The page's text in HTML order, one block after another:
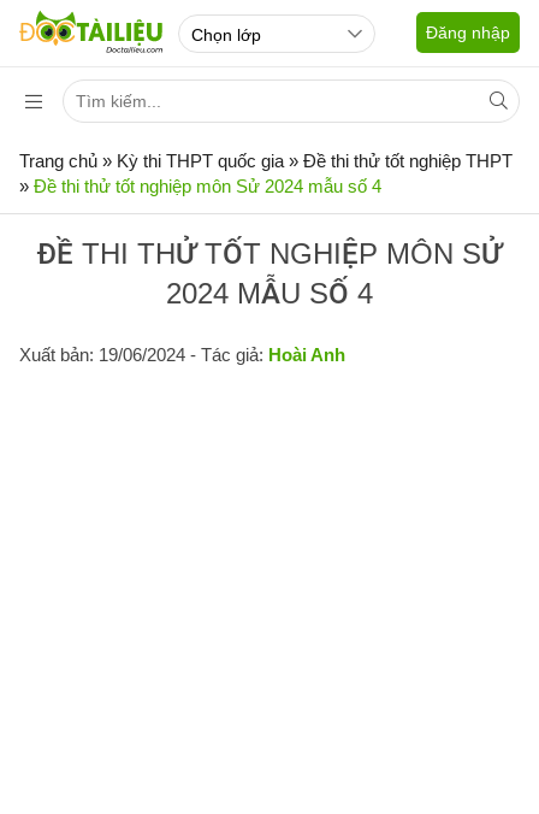
Đăng nhập
Trang chủ » Kỳ thi THPT quốc gia » Đề thi thử tốt nghiệp THPT
» Đề thi thử tốt nghiệp môn Sử 2024 mẫu số 4
ĐỀ THI THỬ TỐT NGHIỆP MÔN SỬ
2024 MẪU SỐ 4
Xuất bản: 19/06/2024 - Tác giả: Hoài Anh